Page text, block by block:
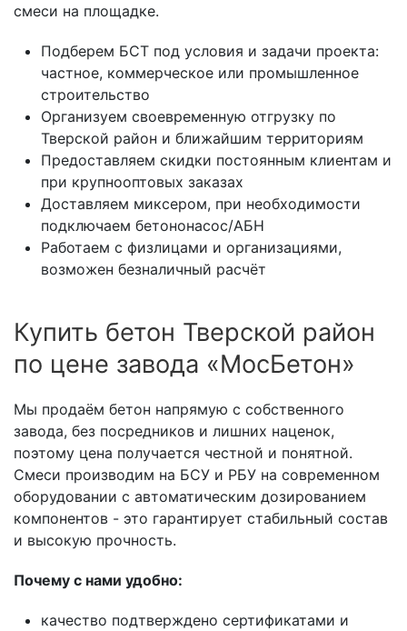
смеси на площадке.
Подберем БСТ под условия и задачи проекта:
частное, коммерческое или промышленное
строительство
Организуем своевременную отгрузку по
Тверской район и ближайшим территориям
Предоставляем скидки постоянным клиентам и
при крупнооптовых заказах
Доставляем миксером, при необходимости
подключаем бетононасос/АБН
Работаем с физлицами и организациями,
возможен безналичный расчёт
Купить бетон Тверской район
по цене завода «МосБетон»
Мы продаём бетон напрямую с собственного
завода, без посредников и лишних наценок,
поэтому цена получается честной и понятной.
Смеси производим на БСУ и РБУ на современном
оборудовании с автоматическим дозированием
компонентов - это гарантирует стабильный состав
и высокую прочность.
Почему с нами удобно:
качество подтверждено сертификатами и